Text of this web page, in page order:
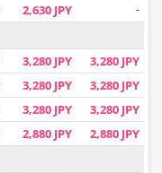
2,630 JPY
-
3,280 JPY 3,280 JPY
3,280 JPY 3,280 JPY
3,280 JPY 3,280 JPY
2,880 JPY 2,880 JPY